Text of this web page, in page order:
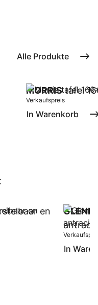
Alle Produkte
MORRIStafel
Verkaufspreis
In Warenkorb
en
GLENN
In